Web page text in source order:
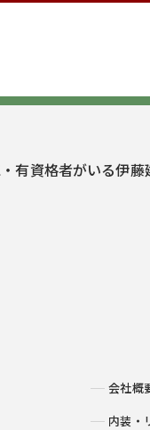
有資格者がいる伊藤
会社概
内装・